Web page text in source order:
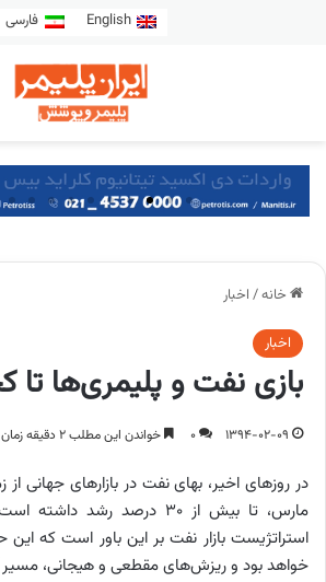
English فارسی
خانه/ اخبار
اخبار
بازی نفت و پلیمری‌ها تا
1394-02-09
0 خواندن این مطلب 2 دقیقه زمان میبرد
در روزهای اخیر، بهای نفت در بازارهای جهانی
مارس، تا بیش از 30 درصد رشد
استراتژیست بازار نفت بر این باور است که
خواهد بود و ریزش‌های مقطعی و هیجانی، مسیر